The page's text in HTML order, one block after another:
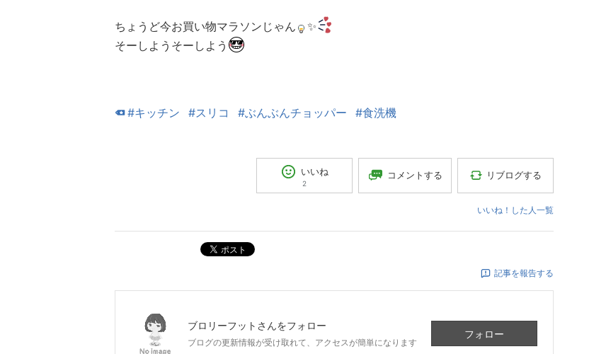
ちょうど今お買い物マラソンじゃん
✨
そーしようそーしよう
#キッチン #スリコ #ぶんぶんチョッパー #食洗機
いいね
2
コメントする リブログする
いいね！した人一覧
ポスト
記事を報告する
ブロリーフット さんをフォロー
ブログの更新情報が受け取れて、アクセスが簡単になります
フォロー